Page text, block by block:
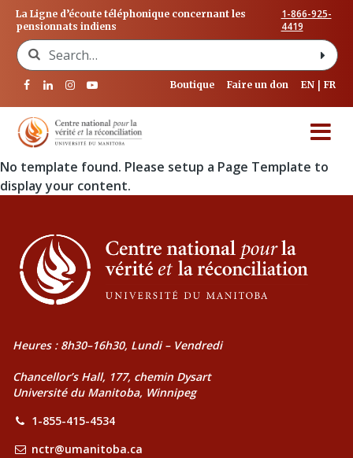
La Ligne d’écoute téléphonique concernant les
pensionnats indiens
1-866-925-
4419
Search for:
Boutique Faire un don EN FR
No template found. Please setup a Page Template to
display your content.
Heures : 8h30–16h30, Lundi – Vendredi
Chancellor’s Hall, 177, chemin Dysart
Université du Manitoba, Winnipeg
1-855-415-4534
nctr@umanitoba.ca